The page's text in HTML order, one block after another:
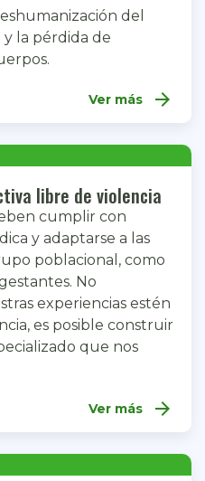
del
la pérdida de
Ver más arrow_forward
libre de violencia
cumplir con
y adaptarse a las
poblacional, como
No
experiencias estén
es posible construir
que nos
Ver más arrow_forward